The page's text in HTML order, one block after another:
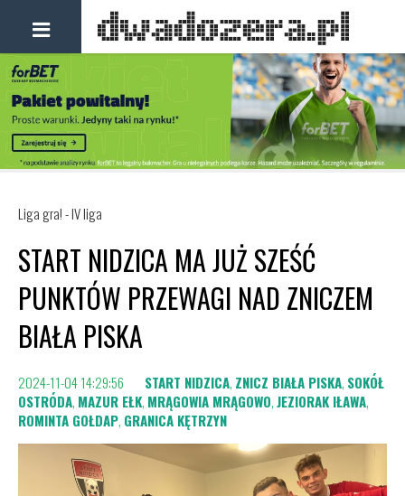
Liga gra! - IV liga
START NIDZICA MA JUŻ SZEŚĆ
PUNKTÓW PRZEWAGI NAD ZNICZEM
BIAŁA PISKA
2024-11-04 14:29:56 START NIDZICA, ZNICZ BIAŁA PISKA, SOKÓŁ
OSTRÓDA, MAZUR EŁK, MRĄGOWIA MRĄGOWO,JEZIORAK IŁAWA,
ROMINTA GOŁDAP, GRANICA KĘTRZYN